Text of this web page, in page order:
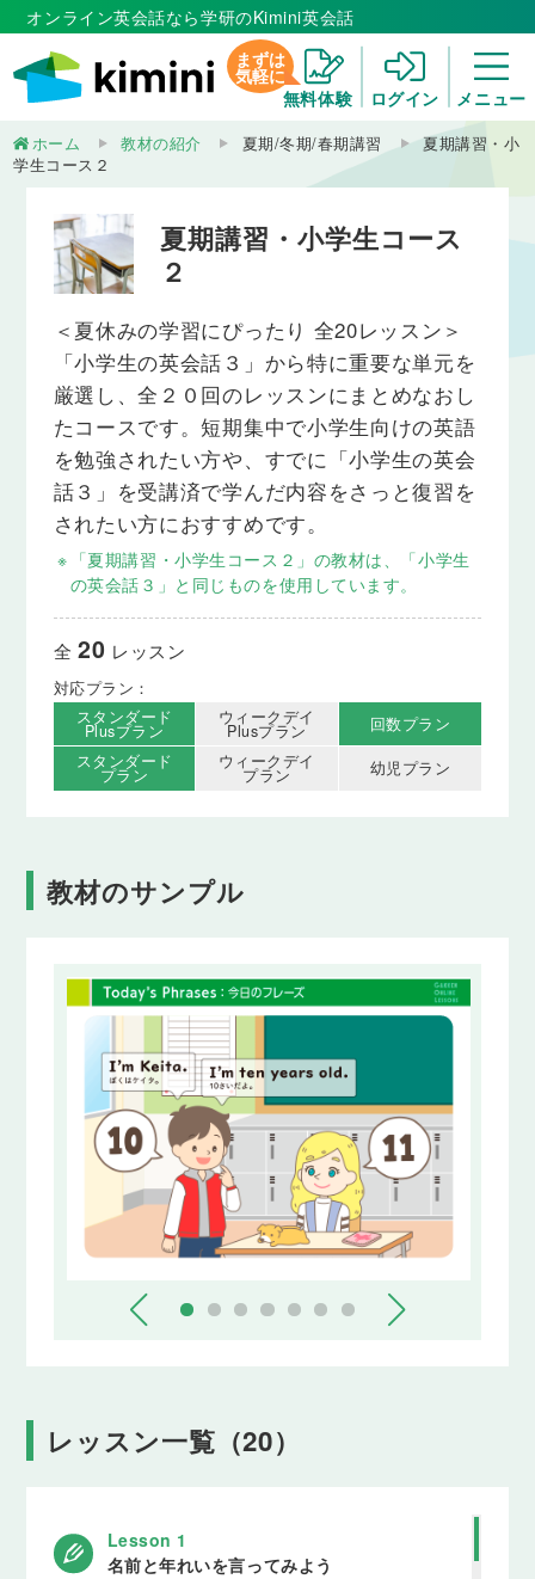
オンライン英会話なら学研のKimini英会話
まずは
気軽に
無料体験
ログイン メニュー
ホーム 教材の紹介 夏期/冬期/春期講習
夏期講習・小
学生コース２
夏期講習・小学生コース
２
＜夏休みの学習にぴったり 全20レッスン＞
「小学生の英会話３」から特に重要な単元を
厳選し、全２０回のレッスンにまとめなおし
たコースです。短期集中で小学生向けの英語
を勉強されたい方や、すでに「小学生の英会
話３」を受講済で学んだ内容をさっと復習を
されたい方におすすめです。
※ 「夏期講習・小学生コース２」の教材は、「小学生
の英会話３」と同じものを使用しています。
全 20 レッスン
対応プラン：
スタンダード
Plusプラン
ウィークデイ
Plusプラン
回数プラン
スタンダード
プラン
ウィークデイ
プラン 幼児プラン
教材のサンプル
レッスン一覧（20）
Lesson 1
名前と年れいを言ってみよう